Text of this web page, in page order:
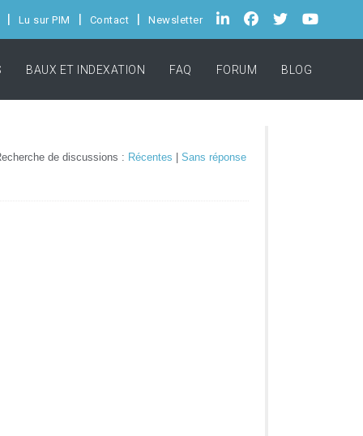
Lu sur PIM Contact Newsletter
BAUX ET INDEXATION FAQ FORUM BLOG
de discussions : Récentes Sans réponse